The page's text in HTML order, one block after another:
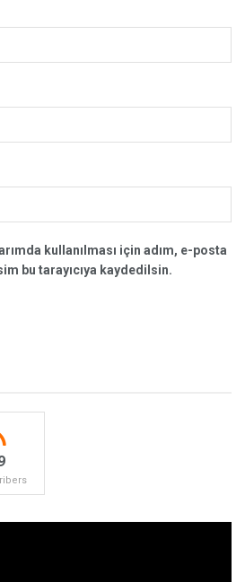
kullanılması için adım, e-posta
bu tarayıcıya kaydedilsin.